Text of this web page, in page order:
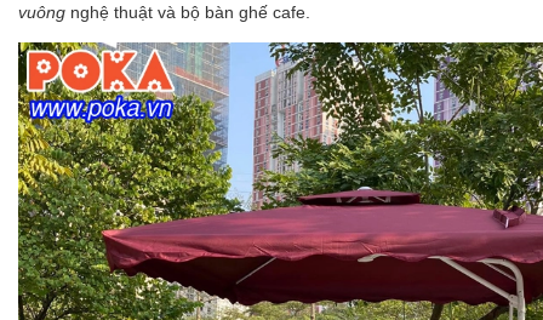
vuông nghệ thuật và bộ bàn ghế cafe